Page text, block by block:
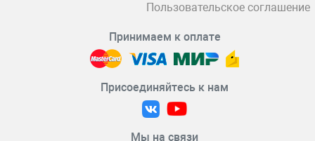
Пользовательское соглашение
Принимаем к оплате
Присоединяйтесь к нам
Мы на связи